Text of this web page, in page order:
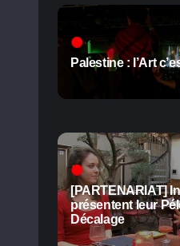
Palestine : l’Art
[PARTENARIAT]
présentent leur
Décalage